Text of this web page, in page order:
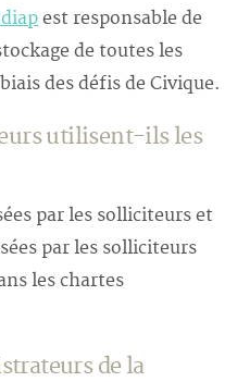
est responsable de
de toutes les
des défis de Civique.
utilisent-ils les
par les solliciteurs et
par les solliciteurs
les chartes
de la